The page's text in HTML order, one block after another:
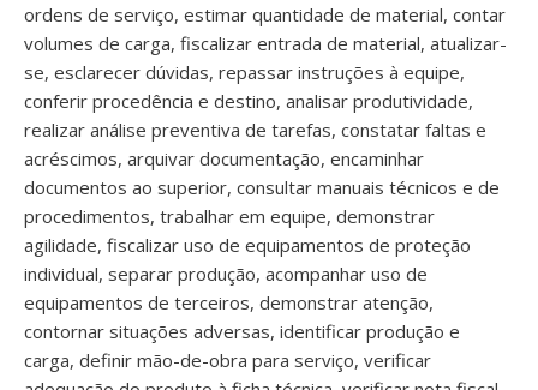
ordens de serviço, estimar quantidade de material, contar
volumes de carga, fiscalizar entrada de material, atualizar-
se, esclarecer dúvidas, repassar instruções à equipe,
conferir procedência e destino, analisar produtividade,
realizar análise preventiva de tarefas, constatar faltas e
acréscimos, arquivar documentação, encaminhar
documentos ao superior, consultar manuais técnicos e de
procedimentos, trabalhar em equipe, demonstrar
agilidade, fiscalizar uso de equipamentos de proteção
individual, separar produção, acompanhar uso de
equipamentos de terceiros, demonstrar atenção,
contornar situações adversas, identificar produção e
carga, definir mão-de-obra para serviço, verificar